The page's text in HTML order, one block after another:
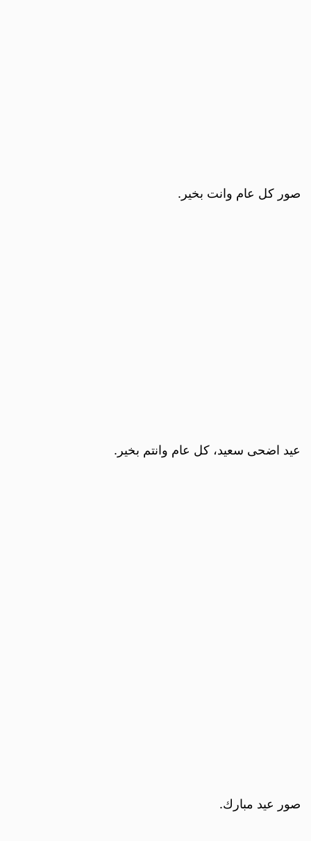
صور كل عام وانت بخير.
عيد اضحى سعيد، كل عام وانتم بخير.
صور عيد مبارك.